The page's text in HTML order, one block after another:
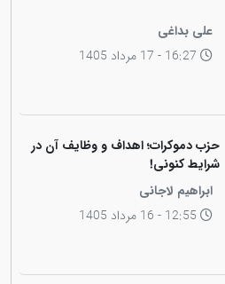
علی بداغی
حزب دموکرات؛ اهداف و وظایف آن در
شرایط کنونی!
ابراهیم لاجانی